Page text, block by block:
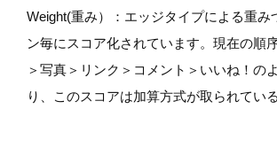
Weight(重み）：エッジタイプによる重み
ン毎にスコア化されています。現在の順
＞写真＞リンク＞コメント＞いいね！の
り、このスコアは加算方式が取られている